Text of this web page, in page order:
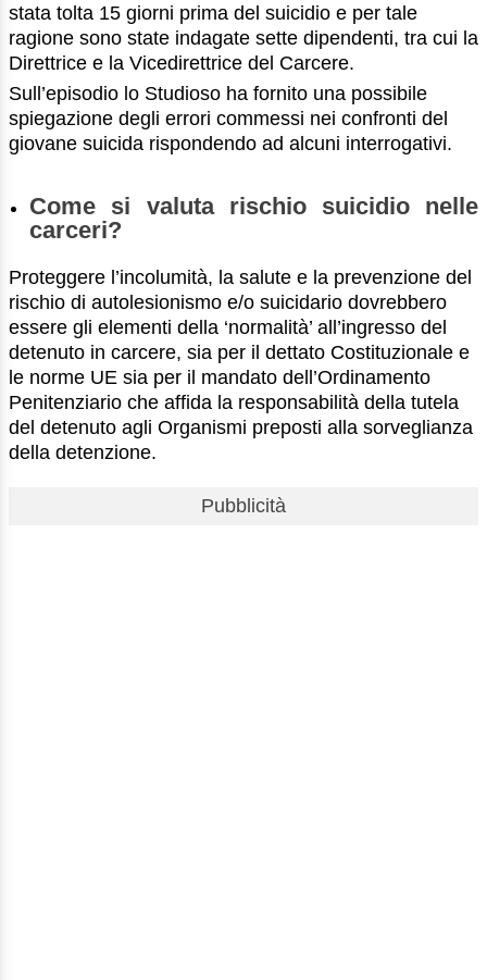
stata tolta 15 giorni prima del suicidio e per tale
ragione sono state indagate sette dipendenti, tra cui la
Direttrice e la Vicedirettrice del Carcere.
Sull’episodio lo Studioso ha fornito una possibile
spiegazione degli errori commessi nei confronti del
giovane suicida rispondendo ad alcuni interrogativi.
Come si valuta rischio suicidio nelle
carceri?
Proteggere l’incolumità, la salute e la prevenzione del
rischio di autolesionismo e/o suicidario dovrebbero
essere gli elementi della ‘normalità’ all’ingresso del
detenuto in carcere, sia per il dettato Costituzionale e
le norme UE sia per il mandato dell’Ordinamento
Penitenziario che affida la responsabilità della tutela
del detenuto agli Organismi preposti alla sorveglianza
della detenzione.
Pubblicità